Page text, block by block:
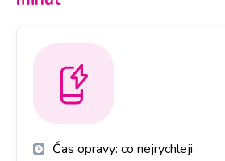
Čas opravy: co nejrychleji